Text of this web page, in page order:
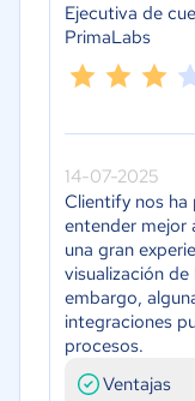
Ejecutiva de
PrimaLabs
14-07-2025
Clientify nos
entender mejor
una gran
visualización
embargo,
integraciones
procesos.
Ventajas